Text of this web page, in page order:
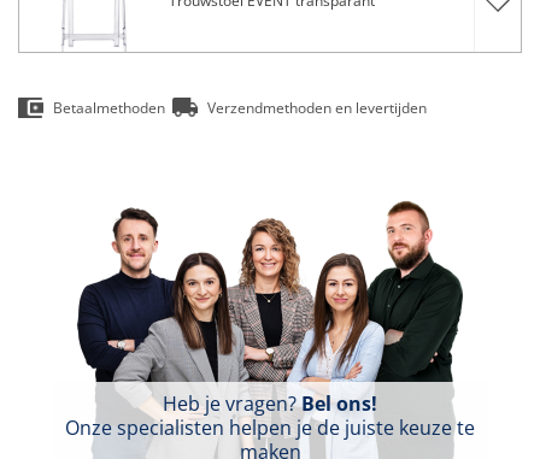
Betaalmethoden Verzendmethoden en levertijden
Heb je vragen?Bel ons!
Onze specialisten helpen je de juiste keuze te
maken